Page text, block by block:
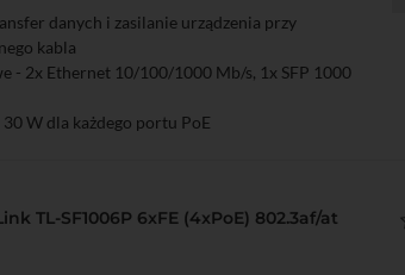
danych i zasilanie urządzenia przy
kabla
- 2x Ethernet 10/100/1000 Mb/s, 1x SFP 1000
W dla każdego portu PoE
TL-SF1006P 6xFE (4xPoE) 802.3af/at